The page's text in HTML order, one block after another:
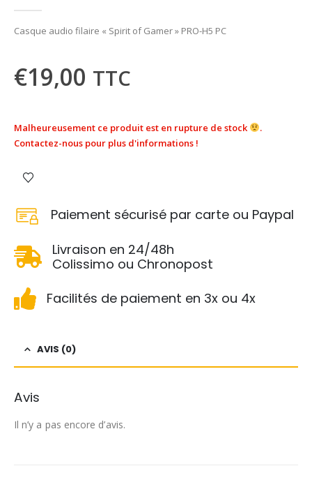
Casque audio filaire « Spirit of Gamer » PRO-H5 PC
€19,00 TTC
Malheureusement ce produit est en rupture de stock
.
Contactez-nous pour plus d'informations !
Paiement sécurisé par carte ou Paypal
Livraison en 24/48h
Colissimo ou Chronopost
Facilités de paiement en 3x ou 4x
AVIS (0)
Avis
Il n’y a pas encore d’avis.